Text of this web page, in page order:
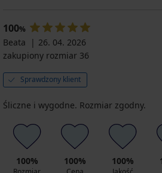
100%
Beata
26. 04. 2026
zakupiony rozmiar 36
Sprawdzony klient
Śliczne i wygodne. Rozmiar zgodny.
100% 100% 100%